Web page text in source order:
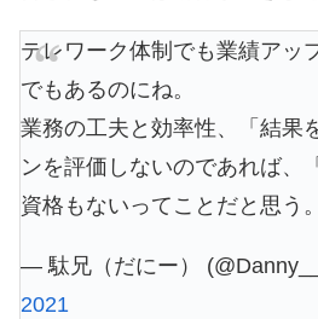
テレワーク体制でも業績アッ
でもあるのにね。
業務の工夫と効率性、「結果
ンを評価しないのであれば、
資格もないってことだと思う。
— 駄兄（だにー）
2021